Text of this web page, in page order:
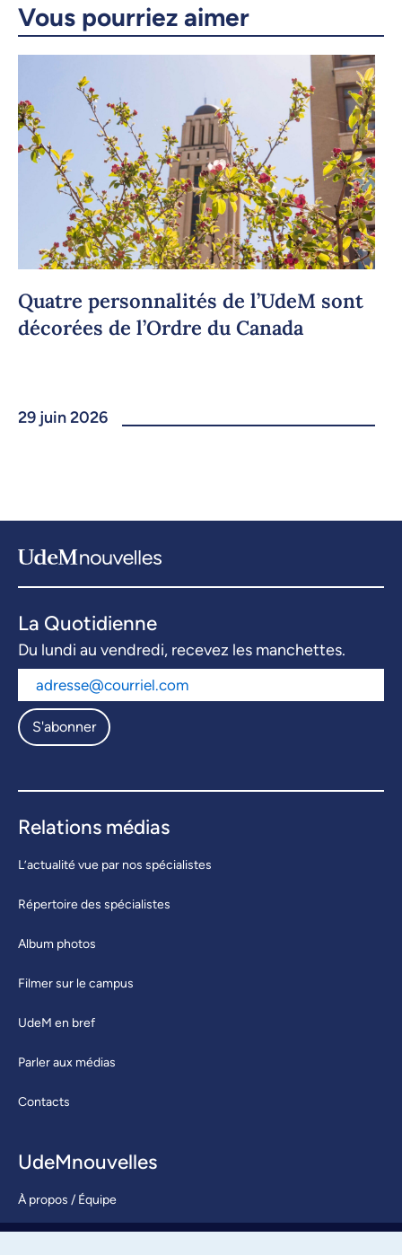
Copier le lien
Vous pourriez aimer
Quatre personnalités de l’UdeM sont
décorées de l’Ordre du Canada
29 juin 2026
La Quotidienne
Du lundi au vendredi, recevez les manchettes.
S'abonner
Relations médias
L’actualité vue par nos spécialistes
Répertoire des spécialistes
Album photos
Filmer sur le campus
UdeM en bref
Parler aux médias
Contacts
UdeMnouvelles
À propos / Équipe